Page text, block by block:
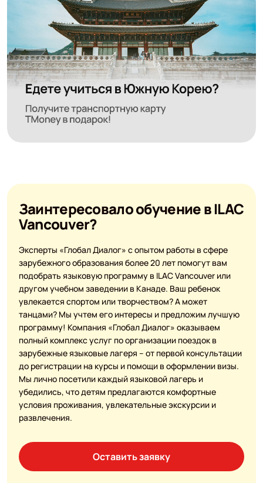
Заинтересовало обучение в ILAC
Vancouver?
Эксперты «Глобал Диалог» с опытом работы в сфере
зарубежного образования более 20 лет помогут вам
подобрать языковую программу в ILAC Vancouver или
другом учебном заведении в Канаде. Ваш ребенок
увлекается спортом или творчеством? А может
танцами? Мы учтем его интересы и предложим лучшую
программу! Компания «Глобал Диалог» оказываем
полный комплекс услуг по организации поездок в
зарубежные языковые лагеря – от первой консультации
до регистрации на курсы и помощи в оформлении визы.
Мы лично посетили каждый языковой лагерь и
убедились, что детям предлагаются комфортные
условия проживания, увлекательные экскурсии и
развлечения.
Оставить заявку